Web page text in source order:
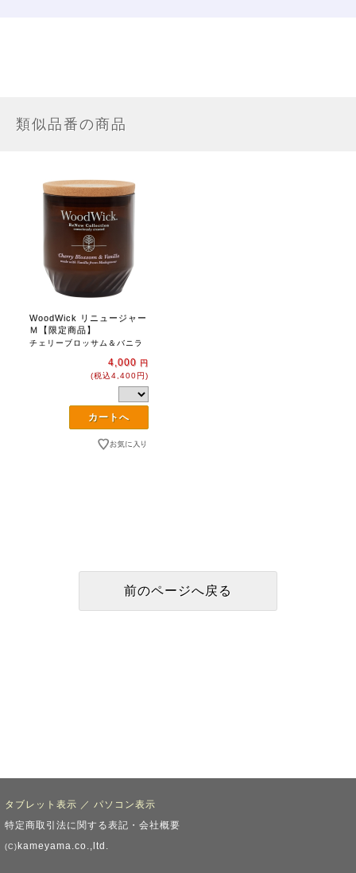
類似品番の商品
WoodWick リニュージャー
Ｍ【限定商品】
チェリーブロッサム＆バニラ
4,000 円
(税込4,400円)
タブレット表示 ／ パソコン表示
特定商取引法に関する表記・会社概要
(C) kameyama.co.,ltd.